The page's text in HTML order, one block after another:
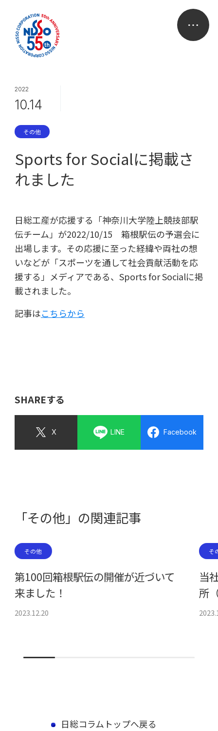
2022
10.14
その他
Sports for Socialに掲載さ
れました
日総工産が応援する「神奈川大学陸上競技部駅
伝チーム」が2022/10/15 箱根駅伝の予選会に
出場します。その応援に至った経緯や両社の想
いなどが「スポーツを通して社会貢献活動を応
援する」メディアである、Sports for Socialに掲
載されました。
記事はこちらから
SHAREする
X LINE Facebook
「その他」の関連記事
その他
第100回箱根駅伝の開催が近づいて
来ました！
2023.12.20
そ
当
所
日総コラムトップへ戻る